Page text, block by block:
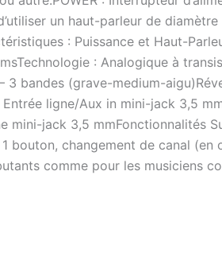
un haut-parleur de
: Puissance et Haut-
: Analogique à
bandes (grave-medium-
ligne/Aux in mini-jack 3,5
jack 3,5 mmFonctionnalités
bouton, changement de canal (en
comme pour les musiciens